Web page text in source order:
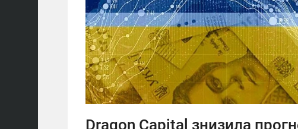
0
0
Dragon Capital знизила